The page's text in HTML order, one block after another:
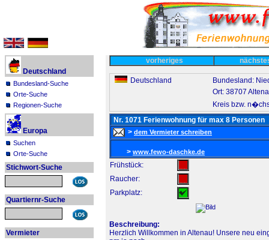
Deutschland
Bundesland-Suche
Orte-Suche
Regionen-Suche
Europa
Suchen
Orte-Suche
Stichwort-Suche
Quartiernr-Suche
Vermieter
vorheriges
Deutschland
Bundesland:
Ort: 38707
Kreis bzw.
Nr. 1071 Ferienwohnung für max 8 Personen
> dem Vermieter schreiben
> www.fewo-daschke.de
Frühstück:
Raucher:
Parkplatz:
Beschreibung:
Herzlich Willkommen in Altenau! Unsere neu